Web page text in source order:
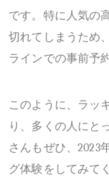
です。特に人気の
切れてしまうため
ラインでの事前予
このように、ラッ
り、多くの人にと
さんもぜひ、2023
グ体験をしてみて